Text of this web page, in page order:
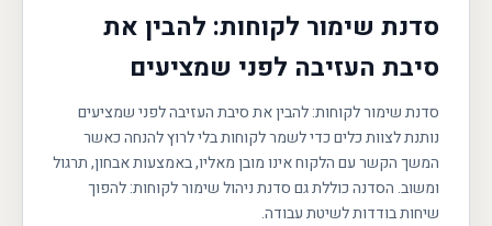
סדנת שימור לקוחות: להבין את
סיבת העזיבה לפני שמציעים
סדנת שימור לקוחות: להבין את סיבת העזיבה לפני שמציעים
נותנת לצוות כלים כדי לשמר לקוחות בלי לרוץ להנחה כאשר
המשך הקשר עם הלקוח אינו מובן מאליו, באמצעות אבחון, תרגול
ומשוב. הסדנה כוללת גם סדנת ניהול שימור לקוחות: להפוך
שיחות בודדות לשיטת עבודה.